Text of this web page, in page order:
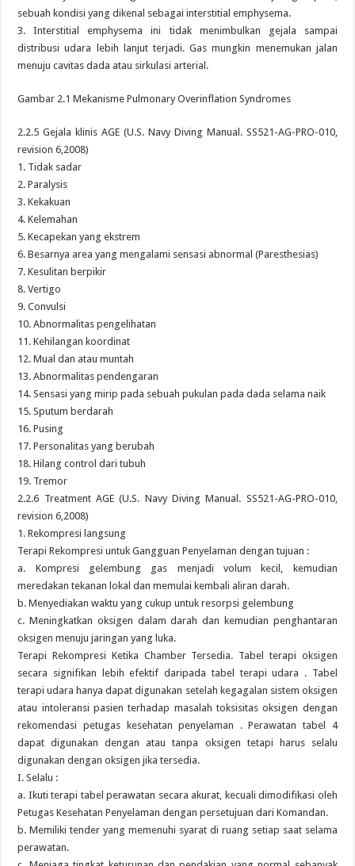
sebuah kondisi yang dikenal sebagai interstitial emphysema.
3. Interstitial emphysema ini tidak menimbulkan gejala sampai
distribusi udara lebih lanjut terjadi. Gas mungkin menemukan jalan
menuju cavitas dada atau sirkulasi arterial.
Gambar 2.1 Mekanisme Pulmonary Overinflation Syndromes
2.2.5 Gejala klinis AGE (U.S. Navy Diving Manual. SS521-AG-PRO-010,
revision 6,2008)
1. Tidak sadar
2. Paralysis
3. Kekakuan
4. Kelemahan
5. Kecapekan yang ekstrem
6. Besarnya area yang mengalami sensasi abnormal (Paresthesias)
7. Kesulitan berpikir
8. Vertigo
9. Convulsi
10. Abnormalitas pengelihatan
11. Kehilangan koordinat
12. Mual dan atau muntah
13. Abnormalitas pendengaran
14. Sensasi yang mirip pada sebuah pukulan pada dada selama naik
15. Sputum berdarah
16. Pusing
17. Personalitas yang berubah
18. Hilang control dari tubuh
19. Tremor
2.2.6 Treatment AGE (U.S. Navy Diving Manual. SS521-AG-PRO-010,
revision 6,2008)
1. Rekompresi langsung
Terapi Rekompresi untuk Gangguan Penyelaman dengan tujuan :
a. Kompresi gelembung gas menjadi volum kecil, kemudian
meredakan tekanan lokal dan memulai kembali aliran darah.
b. Menyediakan waktu yang cukup untuk resorpsi gelembung
c. Meningkatkan oksigen dalam darah dan kemudian penghantaran
oksigen menuju jaringan yang luka.
Terapi Rekompresi Ketika Chamber Tersedia. Tabel terapi oksigen
secara signifikan lebih efektif daripada tabel terapi udara . Tabel
terapi udara hanya dapat digunakan setelah kegagalan sistem oksigen
atau intoleransi pasien terhadap masalah toksisitas oksigen dengan
rekomendasi petugas kesehatan penyelaman . Perawatan tabel 4
dapat digunakan dengan atau tanpa oksigen tetapi harus selalu
digunakan dengan oksigen jika tersedia.
I. Selalu :
a. Ikuti terapi tabel perawatan secara akurat, kecuali dimodifikasi oleh
Petugas Kesehatan Penyelaman dengan persetujuan dari Komandan.
b. Memiliki tender yang memenuhi syarat di ruang setiap saat selama
perawatan.